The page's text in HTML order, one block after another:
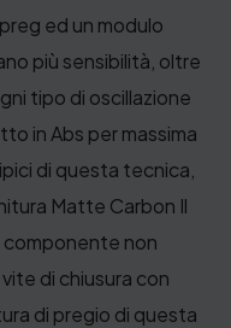
ed un modulo
più sensibilità, oltre
tipo di oscillazione
in Abs per massima
di questa tecnica,
Matte Carbon Il
non
di chiusura con
di pregio di questa